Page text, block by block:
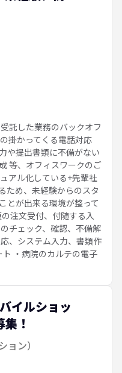
託した業務のバックオフ
掛かってくる電話対応
や提出書類に不備がない
等、オフィスワークのご
アル化している+先輩社
ため、未経験からのスタ
とが出来る環境が整って
注文受付、付随する入
チェック、確認、不備解
、システム入力、書類作
・病院のカルテの電子
イルショッ
！
ン）